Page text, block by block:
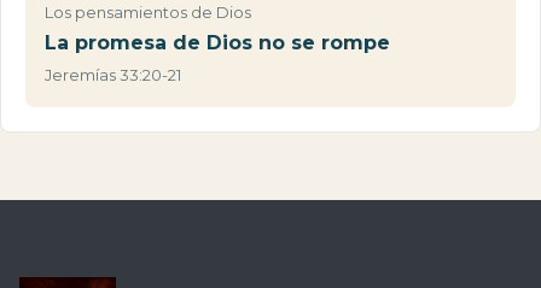
Los pensamientos de Dios
La promesa de Dios no se rompe
Jeremías 33:20-21